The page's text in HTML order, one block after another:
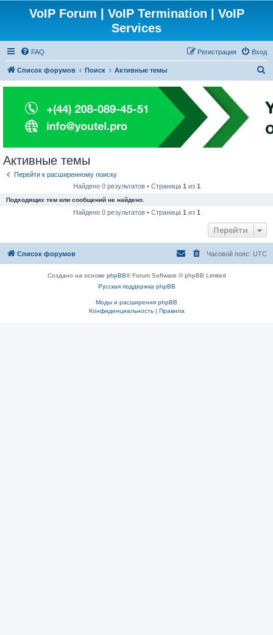
VoIP Forum | VoIP Termination | VoIP
Services
FAQ Вход
Регистрация
Список форумов Поиск Активные темы
с
к
Активные темы
Перейти к расширенному поиску
Найдено 0 результатов • Страница 1 из 1
Подходящих тем или сообщений не найдено.
Найдено 0 результатов • Страница 1 из 1
Перейти
Список форумов Часовой пояс: UTC
Создано на основе phpBB® Forum Software © phpBB Limited
Русская поддержка phpBB
Моды и расширения phpBB
Конфиденциальность| Правила